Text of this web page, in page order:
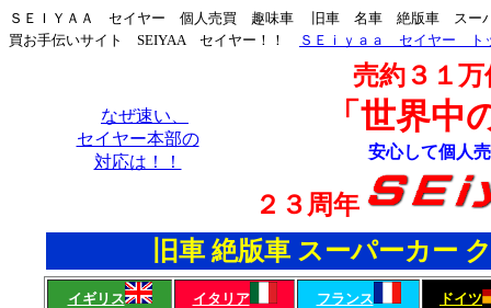
ＳＥＩＹＡＡ セイヤー 個人売買 趣味車 旧車 名車 絶版車 スー
買お手伝いサイト SEIYAA セイヤー！！
ＳＥｉｙａａ セイヤー ト
なぜ速い、
セイヤー本部の
対応は！！
売約３１
「世界中
安心して個人
２３周年
旧車 絶版車 スーパーカ
イギリス イタリア フランス ドイツ